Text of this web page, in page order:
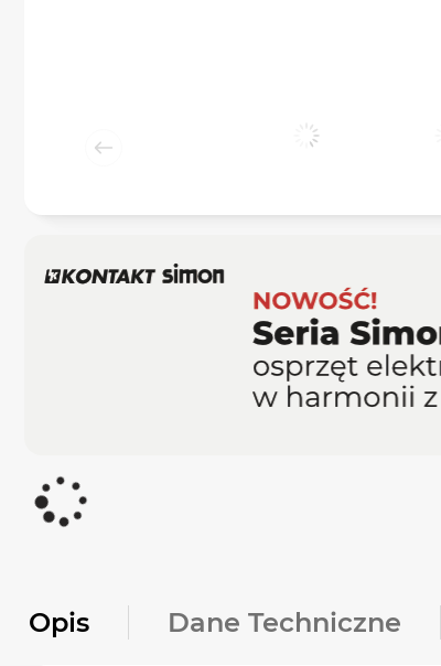
Opis Dane Techniczne